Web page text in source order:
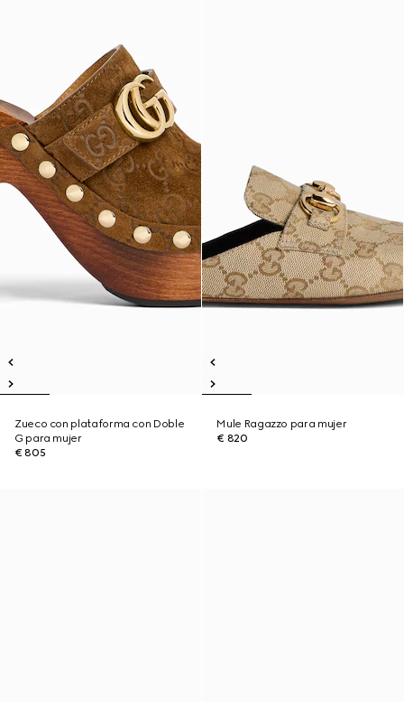
Zueco con plataforma con Doble
G para mujer
€ 805
Mule Ragazzo para mujer
€ 820